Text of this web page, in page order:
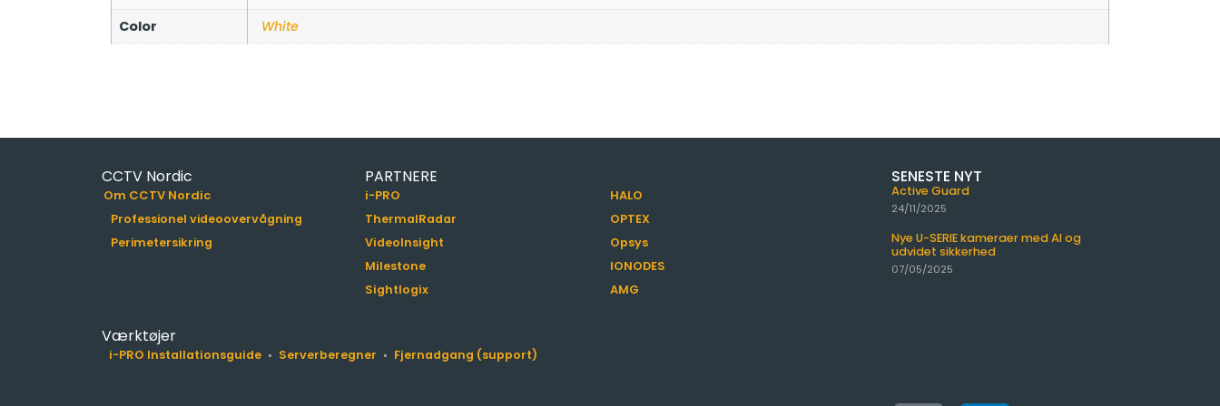
Color
White
CCTV Nordic
Om CCTV Nordic
Professionel videoovervågning
Perimetersikring
PARTNERE
i-PRO
ThermalRadar
VideoInsight
Milestone
Sightlogix
HALO
OPTEX
Opsys
IONODES
AMG
SENESTE NYT
Active Guard
24/11/2025
Nye U-SERIE kameraer med AI og
udvidet sikkerhed
07/05/2025
Værktøjer
i-PRO Installationsguide Serverberegner Fjernadgang (support)